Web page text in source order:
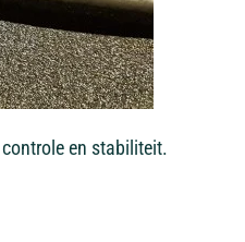
en stabiliteit.